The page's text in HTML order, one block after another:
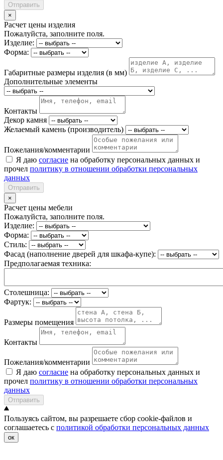
Отправить
×
Расчет цены изделия
Пожалуйста, заполните поля.
Изделие:
Форма:
Габаритные размеры изделия (в мм)
Дополнительные элементы
Контакты
Декор камня
Желаемый камень (производитель)
Пожелания/комментарии
Я даю согласие на обработку персональных данных и
прочел политику в отношении обработки персональных
данных
Отправить
×
Расчет цены мебели
Пожалуйста, заполните поля.
Изделие:
Форма:
Стиль:
Фасад (наполнение дверей для шкафа-купе):
Предполагаемая техника:
Столешница:
Фартук:
Размеры помещения
Контакты
Пожелания/комментарии
Я даю согласие на обработку персональных данных и
прочел политику в отношении обработки персональных
данных
Отправить
Пользуясь сайтом, вы разрешаете сбор cookie-файлов и
соглашаетесь с политикой обработки персональных данных
ок